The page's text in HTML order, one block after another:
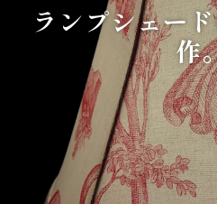
ランプシェー
作